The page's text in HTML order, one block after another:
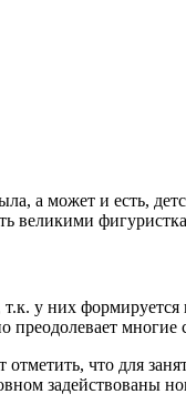
а может и есть,
великими
у них формируется
преодолевает
что для
задействованы